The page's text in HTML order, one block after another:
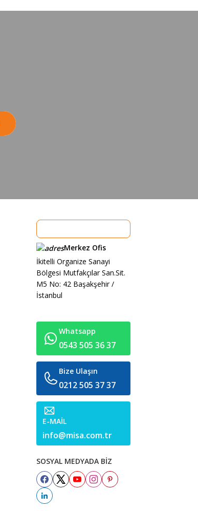
Merkez Ofis
İkitelli Organize Sanayi
Bölgesi Mutfakçılar San.Sit.
M5 No: 42 Başakşehir /
İstanbul
Whatsapp
0543 505 36 37
Bize Ulaşın
0212 505 37 37
E-MAİL
info@misa.com.tr
SOSYAL MEDYADA BİZ